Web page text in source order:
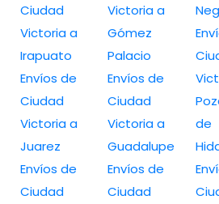
Ciudad
Victoria a
Irapuato
Envíos de
Ciudad
Victoria a
Juarez
Envíos de
Ciudad
Victoria a
Gómez
Palacio
Envíos de
Ciudad
Victoria a
Guadalupe
Envíos de
Ciudad
de